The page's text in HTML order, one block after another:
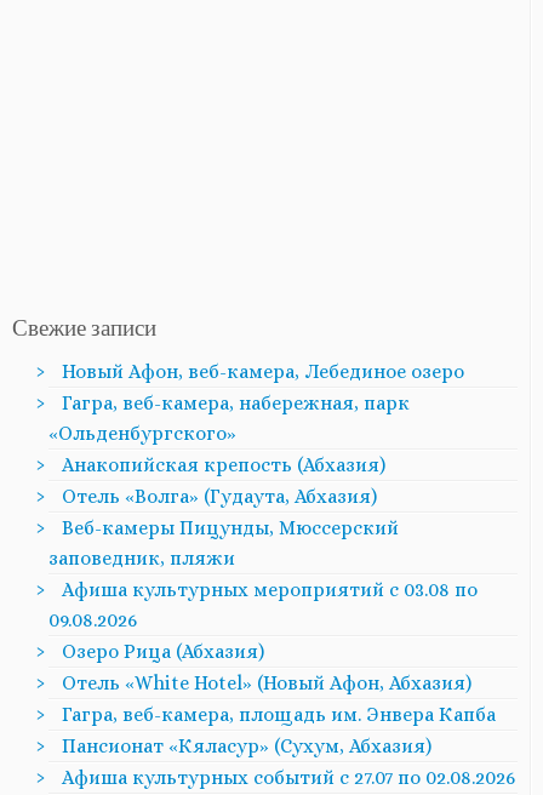
Свежие записи
Новый Афон, веб-камера, Лебединое озеро
Гагра, веб-камера, набережная, парк
«Ольденбургского»
Анакопийская крепость (Абхазия)
Отель «Волга» (Гудаута, Абхазия)
Веб-камеры Пицунды, Мюссерский
заповедник, пляжи
Афиша культурных мероприятий с 03.08 по
09.08.2026
Озеро Рица (Абхазия)
Отель «White Hotel» (Новый Афон, Абхазия)
Гагра, веб-камера, площадь им. Энвера Капба
Пансионат «Кяласур» (Сухум, Абхазия)
Афиша культурных событий с 27.07 по 02.08.2026